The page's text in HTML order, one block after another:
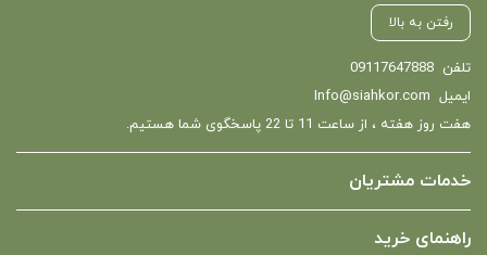
رفتن به بالا
تلفن 09117647888
ایمیل Info@siahkor.com
هفت روز هفته ، از ساعت 11 تا 22 پاسخگوی شما هستیم.
خدمات مشتریان
راهنمای خرید